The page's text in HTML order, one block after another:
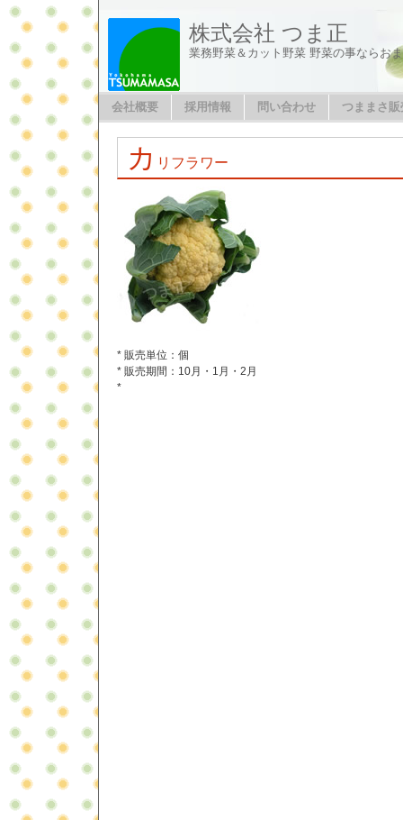
株式会社 つま正
業務野菜＆カット野菜 野菜の事ならお
会社概要 採用情報 問い合わせ つままさ
カ リフラワー
* 販売単位：個
* 販売期間：10月・1月・2月
*